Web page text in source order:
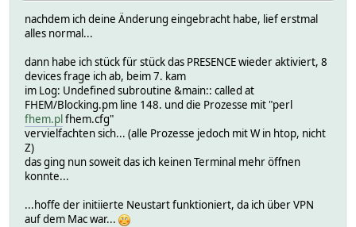
nachdem ich deine Änderung eingebracht habe, lief erstmal
alles normal...
dann habe ich stück für stück das PRESENCE wieder aktiviert, 8
devices frage ich ab, beim 7. kam
im Log: Undefined subroutine &main:: called at
FHEM/Blocking.pm line 148. und die Prozesse mit "perl
fhem.plfhem.cfg"
vervielfachten sich... (alle Prozesse jedoch mit W in htop, nicht
Z)
das ging nun soweit das ich keinen Terminal mehr öffnen
konnte...
...hoffe der initiierte Neustart funktioniert, da ich über VPN
auf dem Mac war...